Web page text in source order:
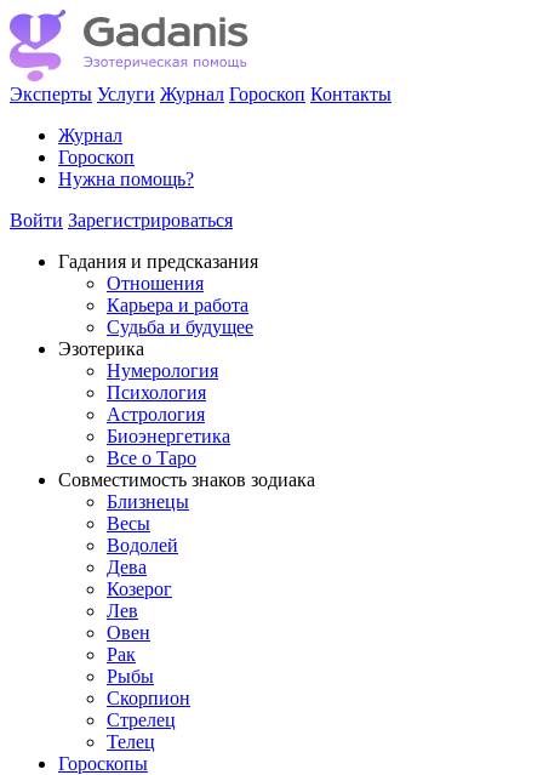
Эксперты Услуги Журнал Гороскоп Контакты
Журнал
Гороскоп
Нужна помощь?
Войти Зарегистрироваться
Гадания и предсказания
Отношения
Карьера и работа
Cудьба и будущее
Эзотерика
Нумерология
Психология
Астрология
Биоэнергетика
Все о Таро
Совместимость знаков зодиака
Близнецы
Весы
Водолей
Дева
Козерог
Лев
Овен
Рак
Рыбы
Скорпион
Стрелец
Телец
Гороскопы